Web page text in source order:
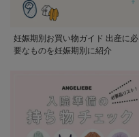
妊娠期別お買い物ガイド 出産に必
要なものを妊娠期別に紹介